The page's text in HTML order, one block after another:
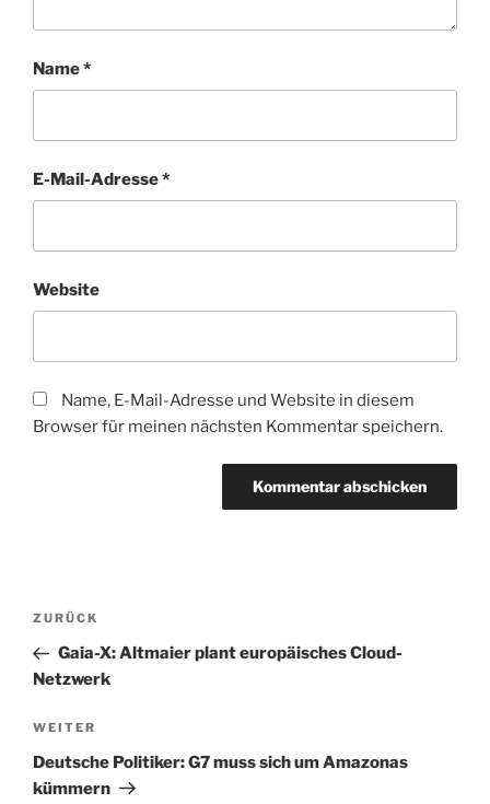
Name*
E-Mail-Adresse*
Website
Name, E-Mail-Adresse und Website in diesem
Browser für meinen nächsten Kommentar speichern.
Beitragsnavigation
Vorheriger
Beitrag
ZURÜCK
Gaia-X: Altmaier plant europäisches Cloud-
Netzwerk
Nächster
Beitrag
WEITER
Deutsche Politiker: G7 muss sich um Amazonas
kümmern